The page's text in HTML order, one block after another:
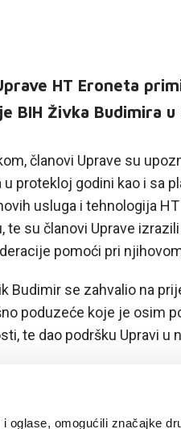
oglase, omogućili značajke
HT Eroneta
BIH Živka Budimira
članovi Uprave su
u protekloj godini kao i sa
usluga i tehnologija
te su članovi Uprave
pomoći pri
Budimir se zahvalio na
poduzeće koje je osim
te dao podršku Upravi u